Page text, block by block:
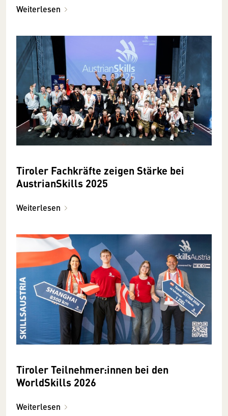
Weiterlesen
Tiroler Fachkräfte zeigen Stärke bei
AustrianSkills 2025
Weiterlesen
Tiroler Teilnehmer:innen bei den
WorldSkills 2026
Weiterlesen